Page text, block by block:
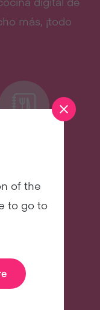
más, ¡todo
más
of the
to go to